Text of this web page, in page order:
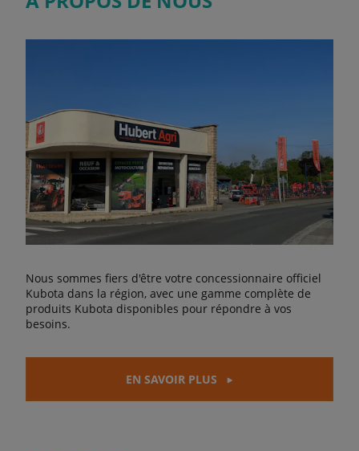
Nous sommes fiers d'être votre concessionnaire officiel
Kubota dans la région, avec une gamme complète de
produits Kubota disponibles pour répondre à vos
besoins.
EN SAVOIR PLUS